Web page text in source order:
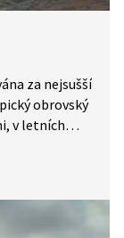
za nejsušší
obrovský
v letních